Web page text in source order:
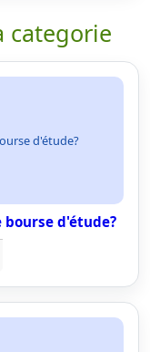
categorie
d'étude?
d'étude?